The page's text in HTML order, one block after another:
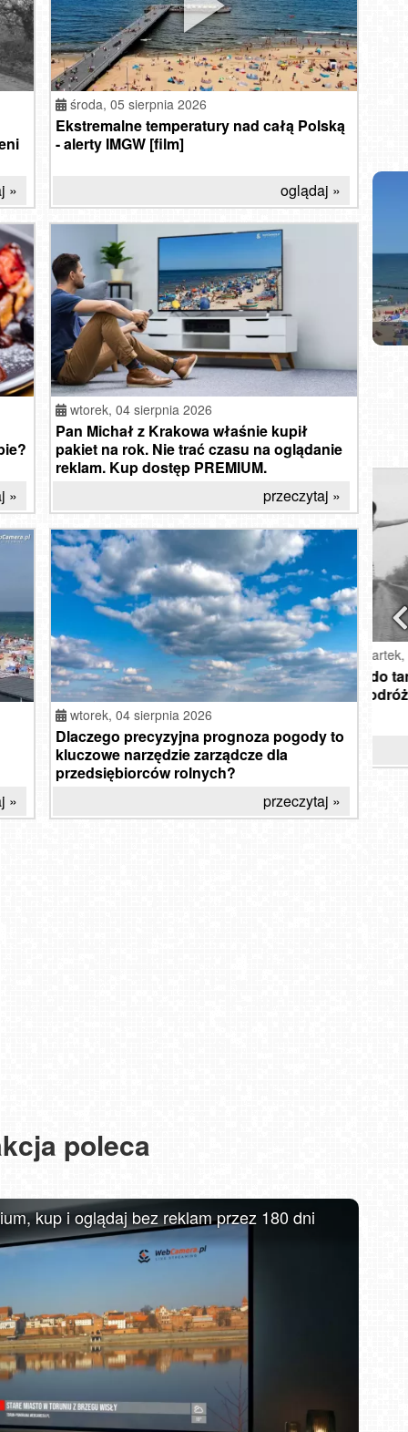
»
środa, 05 sierpnia 2026
Ekstremalne temperatury nad całą Polską
- alerty IMGW [film]
oglądaj »
»
wtorek, 04 sierpnia 2026
Pan Michał z Krakowa właśnie kupił
pakiet na rok. Nie trać czasu na oglądanie
reklam. Kup dostęp PREMIUM.
przeczytaj »
»
wtorek, 04 sierpnia 2026
Dlaczego precyzyjna prognoza pogody to
kluczowe narzędzie zarządcze dla
przedsiębiorców rolnych?
przeczytaj »
poleca
kup i oglądaj bez reklam przez 180 dni
czwartek, 06 sierpnia 2026
Od autostopu do tanich lotów. Jak
zmieniło się podróżowanie na przestrzeni
30 lat?
przeczytaj »
-